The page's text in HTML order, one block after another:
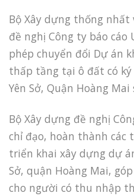
Bộ Xây dựng thống
đề nghị Công ty báo cáo
phép chuyển đổi Dự án
thấp tầng tại ô đất có ký
Yên Sở, Quận Hoàng
Bộ Xây dựng đề nghị
chỉ đạo, hoàn thành
triển khai xây dựng dự
Sở, quận Hoàng Mai,
cho người có thu nhập